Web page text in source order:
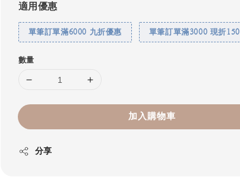
適用優惠
單筆訂單滿6000 九折優惠 單筆訂單滿3000 現折150
數量
加入購物車
分享